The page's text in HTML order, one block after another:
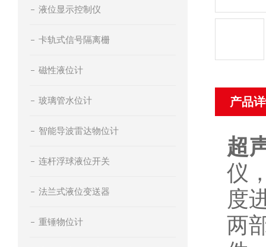
液位显示控制仪
卡轨式信号隔离栅
磁性液位计
玻璃管水位计
智能导波雷达物位计
连杆浮球液位开关
法兰式液位变送器
重锤物位计
产品
超
仪
度
两